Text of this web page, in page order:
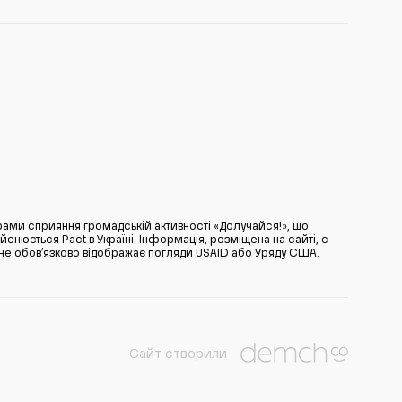
сприяння громадській активності «Долучайся!», що
Pact в Україні. Інформація, розміщена на сайті, є
обов’язково відображає погляди USAID або Уряду США.
Сайт створили